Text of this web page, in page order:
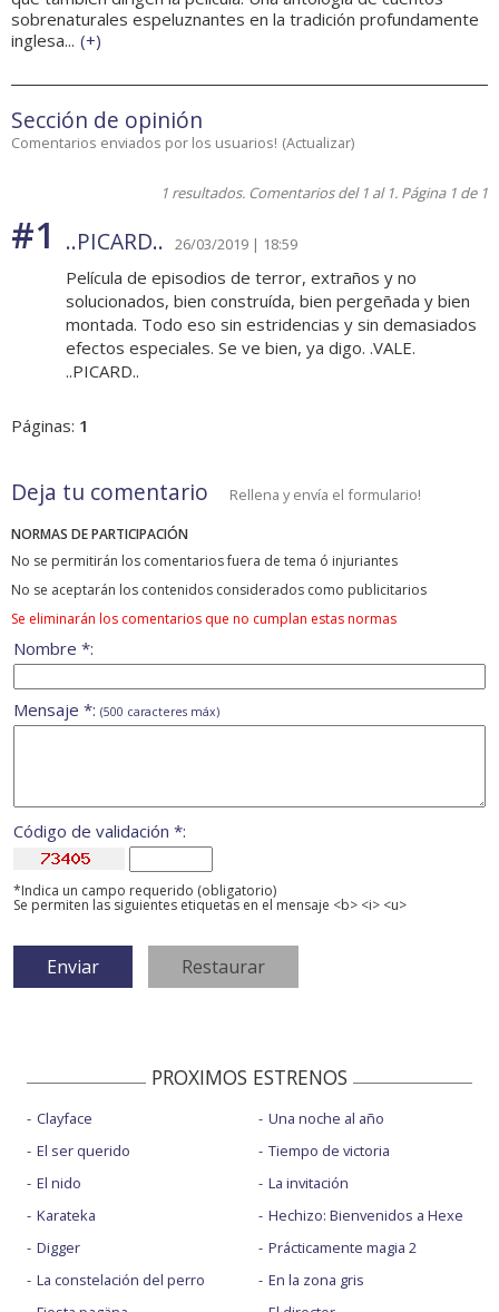
sobrenaturales espeluznantes en la tradición profundamente
inglesa... (+)
Sección de opinión
Comentarios enviados por los usuarios! (Actualizar)
1 resultados. Comentarios del 1 al 1. Página 1 de 1
#1 ..PICARD.. 26/03/2019 | 18:59
Película de episodios de terror, extraños y no
solucionados, bien construída, bien pergeñada y bien
montada. Todo eso sin estridencias y sin demasiados
efectos especiales. Se ve bien, ya digo. .VALE.
..PICARD..
Páginas: 1
Deja tu comentario Rellena y envía el formulario!
NORMAS DE PARTICIPACIÓN
No se permitirán los comentarios fuera de tema ó injuriantes
No se aceptarán los contenidos considerados como publicitarios
Se eliminarán los comentarios que no cumplan estas normas
Nombre *:
Mensaje *: (500 caracteres máx)
Código de validación *:
*Indica un campo requerido (obligatorio)
Se permiten las siguientes etiquetas en el mensaje <b> <i> <u>
PROXIMOS ESTRENOS
Clayface
El ser querido
El nido
Karateka
Digger
La constelación del perro
Una noche al año
Tiempo de victoria
La invitación
Hechizo: Bienvenidos a Hexe
Prácticamente magia 2
En la zona gris